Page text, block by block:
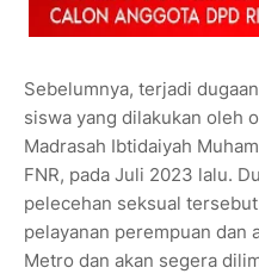
Sebelumnya, terjadi
siswa yang dilakukan oleh
Madrasah Ibtidaiyah
FNR, pada Juli 2023 lalu.
pelecehan seksual
pelayanan perempuan dan
Metro dan akan segera